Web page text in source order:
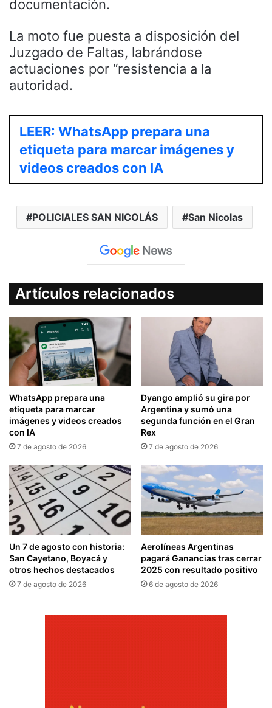
documentación.
La moto fue puesta a disposición del
Juzgado de Faltas, labrándose
actuaciones por “resistencia a la
autoridad.
LEER: WhatsApp prepara una
etiqueta para marcar imágenes y
videos creados con IA
POLICIALES SAN NICOLÁS San Nicolas
Artículos relacionados
WhatsApp prepara una
etiqueta para marcar
imágenes y videos creados
con IA
7 de agosto de 2026
Dyango amplió su gira por
Argentina y sumó una
segunda función en el Gran
Rex
7 de agosto de 2026
Un 7 de agosto con historia:
San Cayetano, Boyacá y
otros hechos destacados
7 de agosto de 2026
Aerolíneas Argentinas
pagará Ganancias tras cerrar
2025 con resultado positivo
6 de agosto de 2026